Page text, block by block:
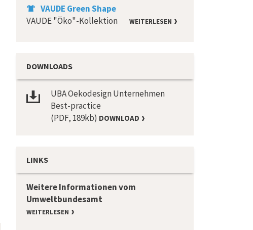
VAUDE Green Shape
VAUDE "Öko"-Kollektion
WEITERLESEN
DOWNLOADS
UBA Oekodesign Unternehmen
Best-practice
(PDF, 189kb) DOWNLOAD
LINKS
Weitere Informationen vom
Umweltbundesamt
WEITERLESEN